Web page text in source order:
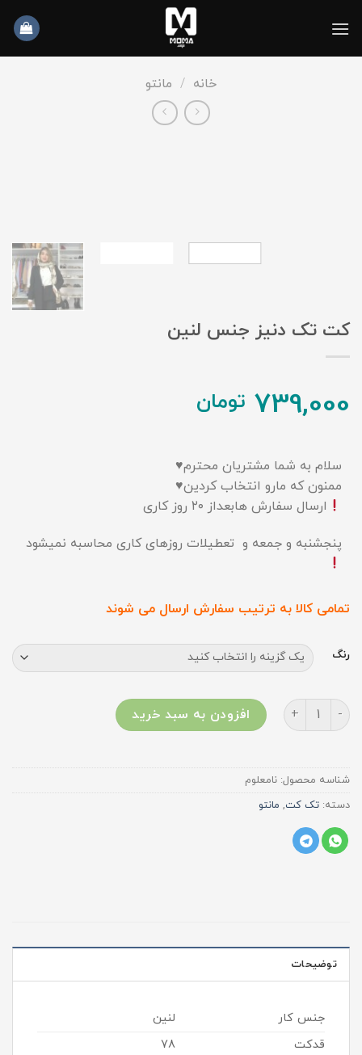
محتوا
خانه / مانتو
کت تک دنیز جنس لنین
739,000 تومان
سلام به شما مشتريان محترم♥️
ممنون که مارو انتخاب کردین♥️
ارسال سفارش هابعداز ۲۰ روز کاری
پنجشنبه و جمعه و تعطیلات روزهای کاری محاسبه نمیشود
تمامی کالا به ترتیب سفارش ارسال می شوند
رنگ
کت تک دنیز جنس لنین عددافزودن به سبد خرید
شناسه محصول: نامعلوم
دسته: تک کت, مانتو
توضیحات
جنس کار
لنین
قدکت
78